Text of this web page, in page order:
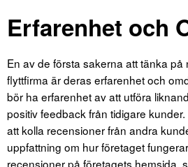
Erfarenhet och
En av de första sakerna att tänka på
flyttfirma är deras erfarenhet och
bör ha erfarenhet av att utföra
positiv feedback från tidigare
att kolla recensioner från andra
uppfattning om hur företaget
recensioner på företagets hemsida,